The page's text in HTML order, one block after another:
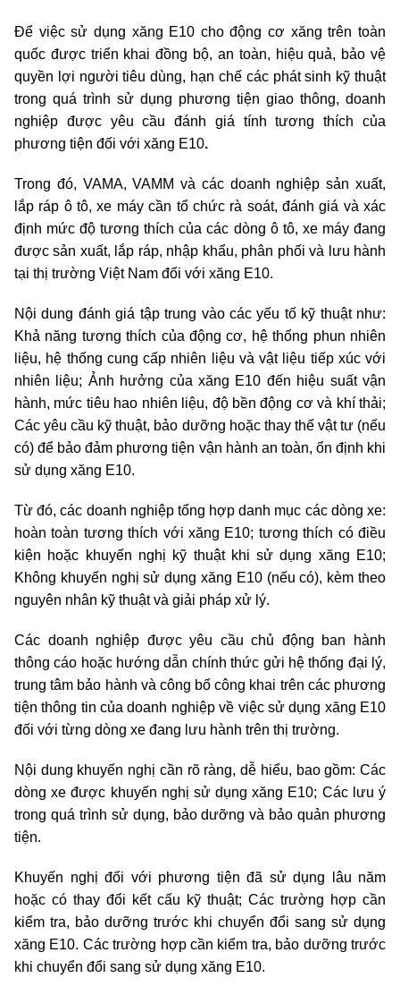
Để việc sử dụng xăng E10 cho động cơ xăng trên toàn
quốc được triển khai đồng bộ, an toàn, hiệu quả, bảo vệ
quyền lợi người tiêu dùng, hạn chế các phát sinh kỹ thuật
trong quá trình sử dụng phương tiện giao thông, doanh
nghiệp được yêu cầu đánh giá tính tương thích của
phương tiện đối với xăng E10.
Trong đó, VAMA, VAMM và các doanh nghiệp sản xuất,
lắp ráp ô tô, xe máy cần tổ chức rà soát, đánh giá và xác
định mức độ tương thích của các dòng ô tô, xe máy đang
được sản xuất, lắp ráp, nhập khẩu, phân phối và lưu hành
tại thị trường Việt Nam đối với xăng E10.
Nội dung đánh giá tập trung vào các yếu tố kỹ thuật như:
Khả năng tương thích của động cơ, hệ thống phun nhiên
liệu, hệ thống cung cấp nhiên liệu và vật liệu tiếp xúc với
nhiên liệu; Ảnh hưởng của xăng E10 đến hiệu suất vận
hành, mức tiêu hao nhiên liệu, độ bền động cơ và khí thải;
Các yêu cầu kỹ thuật, bảo dưỡng hoặc thay thế vật tư (nếu
có) để bảo đảm phương tiện vận hành an toàn, ổn định khi
sử dụng xăng E10.
Từ đó, các doanh nghiệp tổng hợp danh mục các dòng xe:
hoàn toàn tương thích với xăng E10; tương thích có điều
kiện hoặc khuyến nghị kỹ thuật khi sử dụng xăng E10;
Không khuyến nghị sử dụng xăng E10 (nếu có), kèm theo
nguyên nhân kỹ thuật và giải pháp xử lý.
Các doanh nghiệp được yêu cầu chủ động ban hành
thông cáo hoặc hướng dẫn chính thức gửi hệ thống đại lý,
trung tâm bảo hành và công bố công khai trên các phương
tiện thông tin của doanh nghiệp về việc sử dụng xăng E10
đối với từng dòng xe đang lưu hành trên thị trường.
Nội dung khuyến nghị cần rõ ràng, dễ hiểu, bao gồm: Các
dòng xe được khuyến nghị sử dụng xăng E10; Các lưu ý
trong quá trình sử dụng, bảo dưỡng và bảo quản phương
tiện.
Khuyến nghị đối với phương tiện đã sử dụng lâu năm
hoặc có thay đổi kết cấu kỹ thuật; Các trường hợp cần
kiểm tra, bảo dưỡng trước khi chuyển đổi sang sử dụng
xăng E10. Các trường hợp cần kiểm tra, bảo dưỡng trước
khi chuyển đổi sang sử dụng xăng E10.